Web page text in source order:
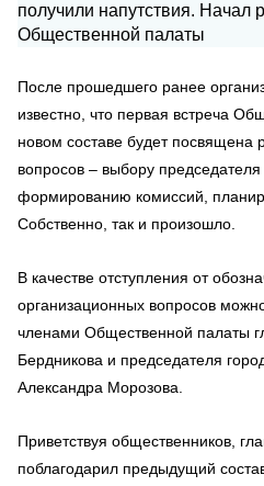
После прошедшего ранее
известно, что первая встреча
новом составе будет
вопросов – выбору
формированию комиссий,
Собственно, так и произошло.
В качестве отступления от
организационных вопросов
членами Общественной палаты
Бердникова и председателя
Александра Морозова.
Приветствуя общественников,
поблагодарил предыдущий